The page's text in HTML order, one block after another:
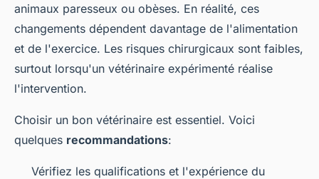
animaux paresseux ou obèses. En réalité, ces
changements dépendent davantage de l'alimentation
et de l'exercice. Les risques chirurgicaux sont faibles,
surtout lorsqu'un vétérinaire expérimenté réalise
l'intervention.
Choisir un bon vétérinaire est essentiel. Voici
quelques recommandations:
Vérifiez les qualifications et l'expérience du